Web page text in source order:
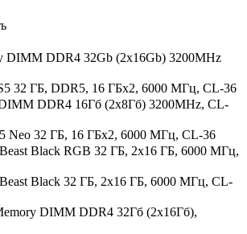
DIMM DDR4 32Gb (2x16Gb) 3200MHz
32 ГБ, DDR5, 16 ГБx2, 6000 МГц, CL-36
DDR4 16Гб (2x8Гб) 3200MHz, CL-
Neo 32 ГБ, 16 ГБx2, 6000 МГц, CL-36
Black RGB 32 ГБ, 2х16 ГБ, 6000 МГц,
Black 32 ГБ, 2х16 ГБ, 6000 МГц, CL-
DIMM DDR4 32Гб (2х16Гб),